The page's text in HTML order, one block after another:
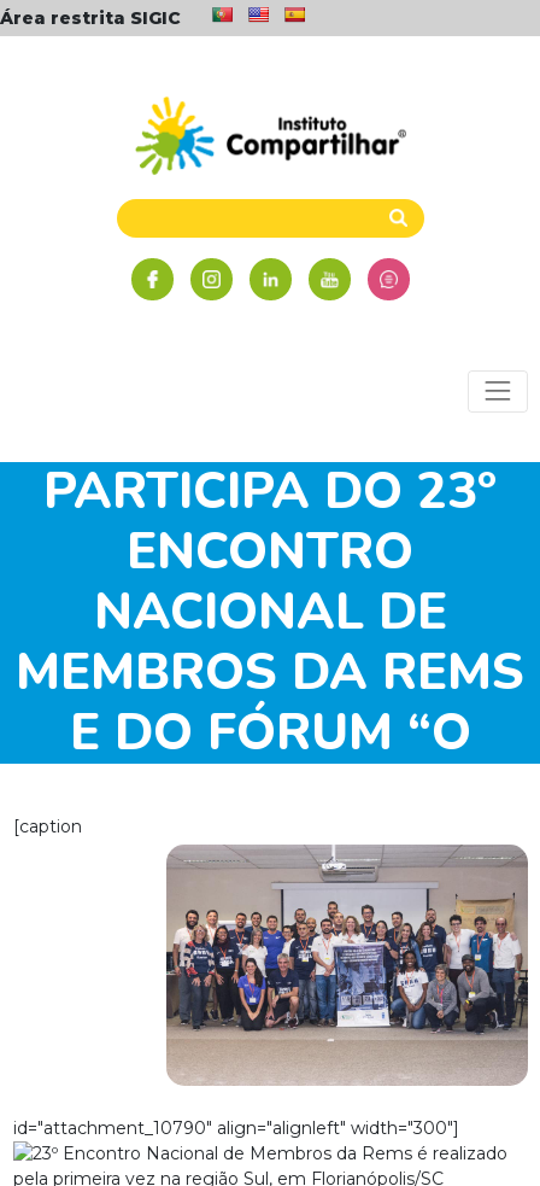
Área restrita SIGIC
COMPARTILHAR
PARTICIPA DO 23º
ENCONTRO
NACIONAL DE
MEMBROS DA REMS
E DO FÓRUM “O
QUEREMOS”
[caption
id="attachment_10790" align="alignleft" width="300"]